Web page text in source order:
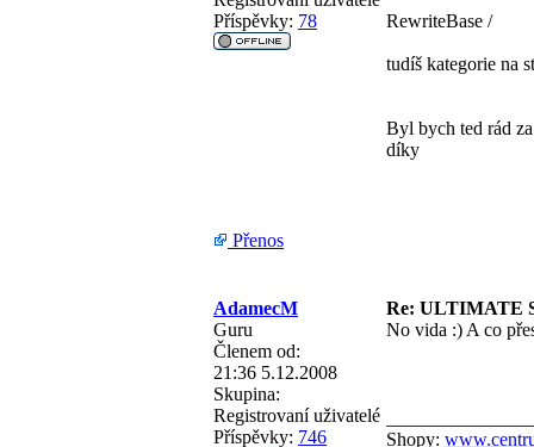
Příspěvky: 78 RewriteBase /
tudíš kategorie na
Byl bych ted rád
díky
Přenos
AdamecM
Re: ULTIMATE
Guru
Členem od:
21:36 5.12.2008
Skupina:
Registrovaní uživatelé
Příspěvky: 746
No vida :) A co
Shopy: